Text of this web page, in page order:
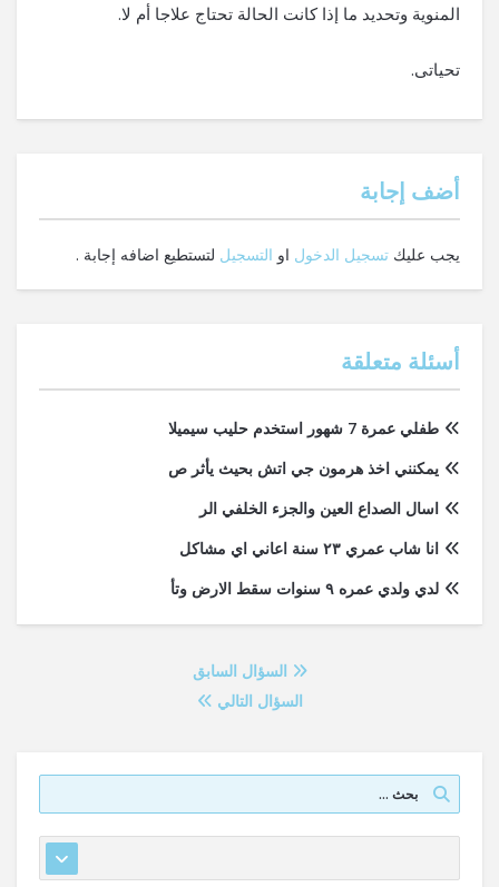
المنوية وتحديد ما إذا كانت الحالة تحتاج علاجا أم لا.
تحياتى.
‫أضف إجابة
يجب عليك تسجيل الدخول او التسجيل لتستطيع اضافه إجابة .
أسئلة متعلقة
طفلي عمرة 7 شهور استخدم حليب سيميلا
يمكنني اخذ هرمون جي اتش بحيث يأثر ص
اسال الصداع العين والجزء الخلفي الر
انا شاب عمري ٢٣ سنة اعاني اي مشاكل
لدي ولدي عمره ٩ سنوات سقط الارض وتأ
السؤال السابق
السؤال التالي